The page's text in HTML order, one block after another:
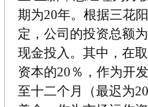
期为20年。根据三花
定，公司的投资总额
现金投入。其中，在
资本的20％，作为开
至十二个月（最迟为